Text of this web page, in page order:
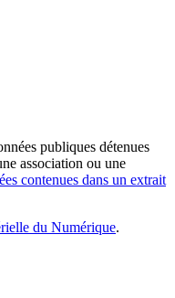
publiques détenues
association ou une
contenues dans un extrait
du Numérique.